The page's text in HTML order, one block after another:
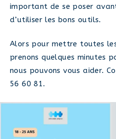
important de se poser
d’utiliser les bons outils.
Alors pour mettre toutes
prenons quelques minutes
nous pouvons vous aider.
56 60 81.